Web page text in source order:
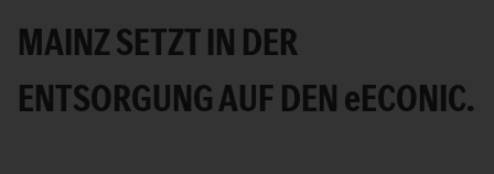
MAINZ SETZT IN DER
ENTSORGUNG AUF DENeECONIC.